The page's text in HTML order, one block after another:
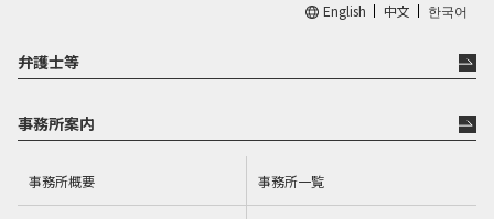
English 中文 한국어
弁護士等
事務所案内
事務所概要 事務所一覧